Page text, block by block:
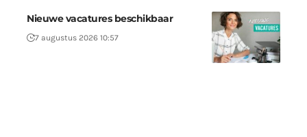
Nieuwe vacatures beschikbaar
7 augustus 2026 10:57